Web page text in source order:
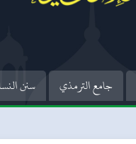
جامع الترمذي سنن